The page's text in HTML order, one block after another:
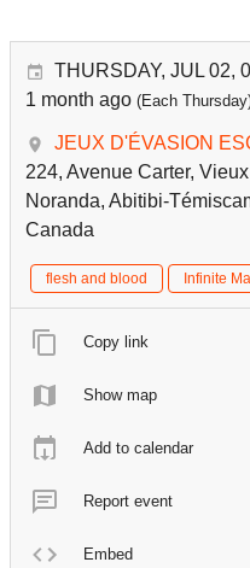
THURSDAY, JUL 02,
1 month ago (Each
JEUX D'ÉVASION
224, Avenue Carter,
Noranda, Abitibi-
Canada
flesh and blood Infinite
Copy link
Show map
Add to calendar
Report event
Embed